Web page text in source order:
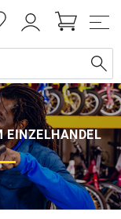
EINZELHANDEL